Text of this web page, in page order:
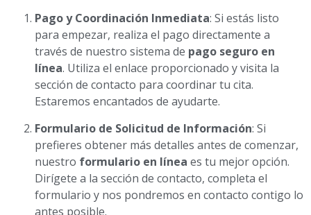
Pago y Coordinación Inmediata: Si estás listo
para empezar, realiza el pago directamente a
través de nuestro sistema de pago seguro en
línea. Utiliza el enlace proporcionado y visita la
sección de contacto para coordinar tu cita.
Estaremos encantados de ayudarte.
Formulario de Solicitud de Información: Si
prefieres obtener más detalles antes de comenzar,
nuestro formulario en línea es tu mejor opción.
Dirígete a la sección de contacto, completa el
formulario y nos pondremos en contacto contigo lo
antes posible.